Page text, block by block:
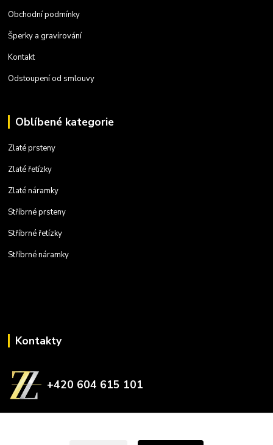
Obchodní podmínky
Šperky a gravírování
Kontakt
Odstoupení od smlouvy
Oblíbené kategorie
Zlaté prsteny
Zlaté řetízky
Zlaté náramky
Stříbrné prsteny
Stříbrné řetízky
Stříbrné náramky
Kontakty
+420 604 615 101